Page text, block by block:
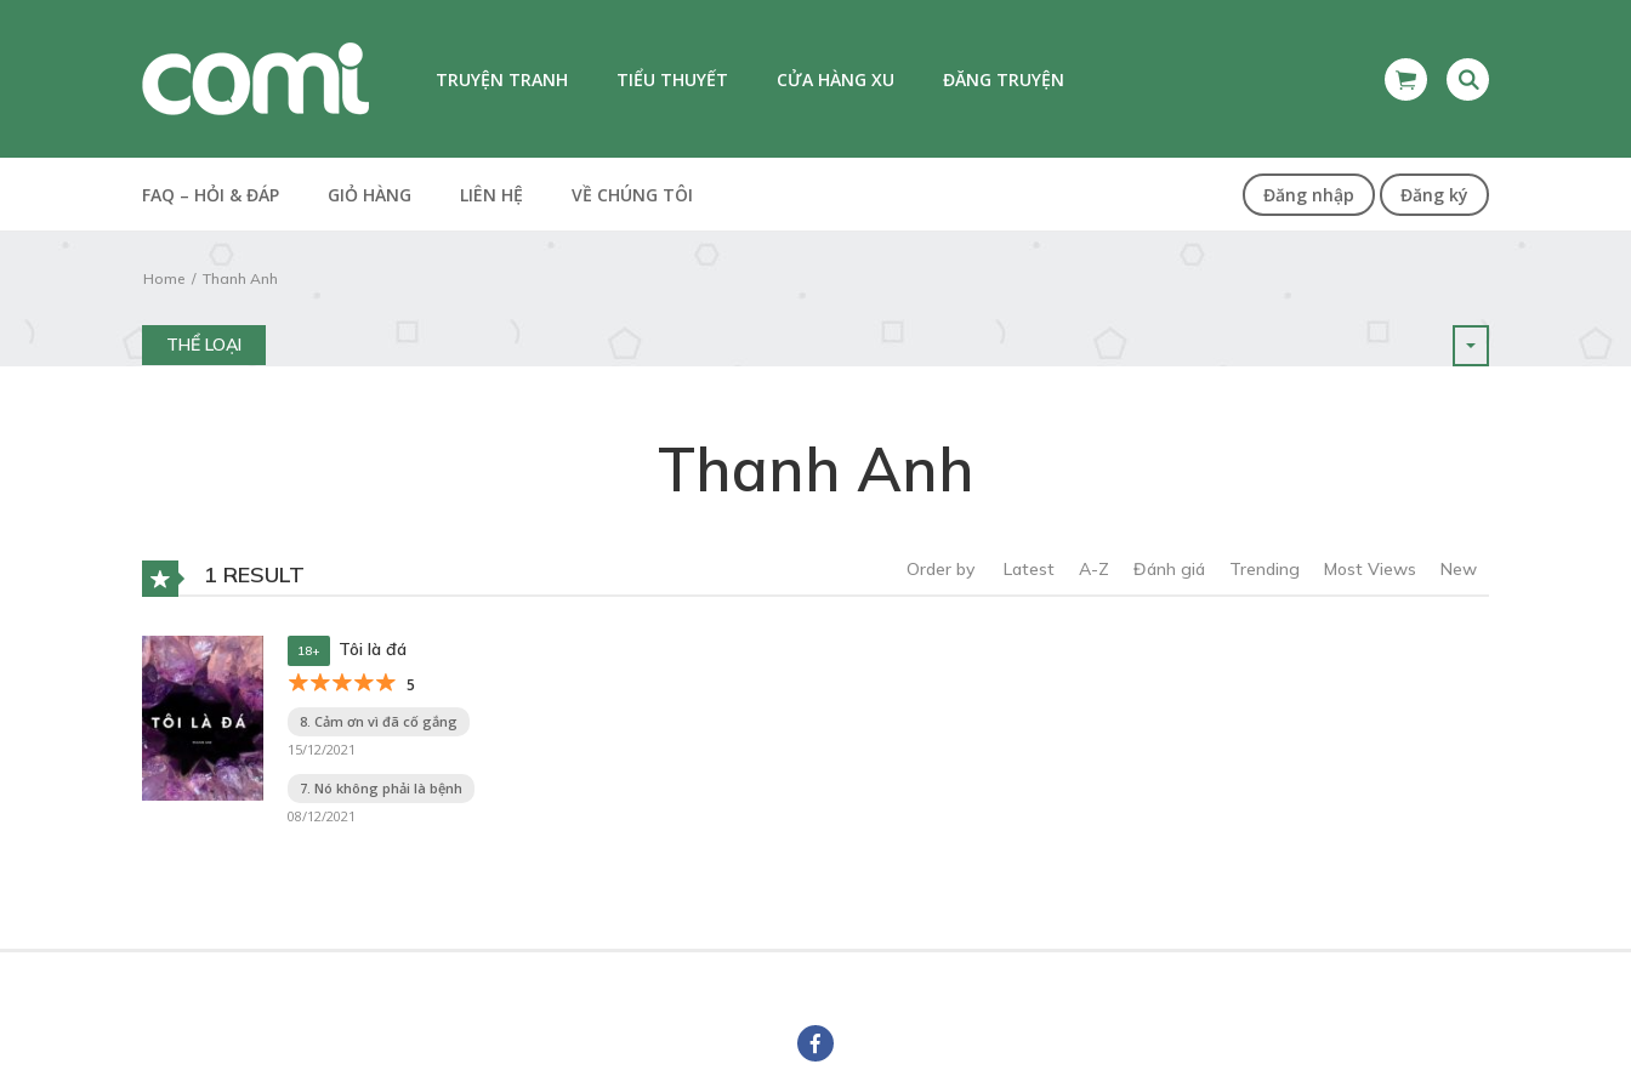
TRUYỆN TRANH TIỂU THUYẾT CỬA HÀNG XU ĐĂNG TRUYỆN
FAQ – HỎI & ĐÁP GIỎ HÀNG LIÊN HỆ VỀ CHÚNG TÔI Đăng nhập Đăng ký
Home Thanh Anh
THỂ LOẠI
Thanh Anh
1 RESULT Order by Latest A-Z Đánh giá Trending Most Views New
18+ Tôi là đá
5
8. Cảm ơn vì đã cố gắng
15/12/2021
7. Nó không phải là bệnh
08/12/2021